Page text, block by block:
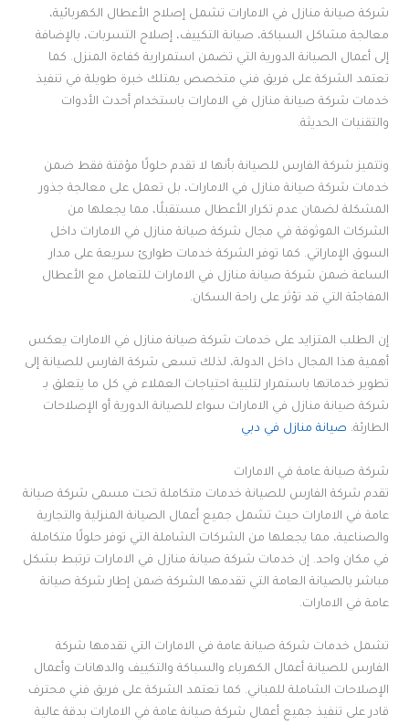
شركة صيانة منازل في الامارات تشمل إصلاح الأعطال الكهربائية،
معالجة مشاكل السباكة، صيانة التكييف، إصلاح التسربات، بالإضافة
إلى أعمال الصيانة الدورية التي تضمن استمرارية كفاءة المنزل. كما
تعتمد الشركة على فريق فني متخصص يمتلك خبرة طويلة في تنفيذ
خدمات شركة صيانة منازل في الامارات باستخدام أحدث الأدوات
والتقنيات الحديثة.
وتتميز شركة الفارس للصيانة بأنها لا تقدم حلولًا مؤقتة فقط ضمن
خدمات شركة صيانة منازل في الامارات، بل تعمل على معالجة جذور
المشكلة لضمان عدم تكرار الأعطال مستقبلًا، مما يجعلها من
الشركات الموثوقة في مجال شركة صيانة منازل في الامارات داخل
السوق الإماراتي. كما توفر الشركة خدمات طوارئ سريعة على مدار
الساعة ضمن شركة صيانة منازل في الامارات للتعامل مع الأعطال
المفاجئة التي قد تؤثر على راحة السكان.
إن الطلب المتزايد على خدمات شركة صيانة منازل في الامارات يعكس
أهمية هذا المجال داخل الدولة، لذلك تسعى شركة الفارس للصيانة إلى
تطوير خدماتها باستمرار لتلبية احتياجات العملاء في كل ما يتعلق بـ
شركة صيانة منازل في الامارات سواء للصيانة الدورية أو الإصلاحات
الطارئة. صيانة منازل في دبي
شركة صيانة عامة في الامارات
تقدم شركة الفارس للصيانة خدمات متكاملة تحت مسمى شركة صيانة
عامة في الامارات حيث تشمل جميع أعمال الصيانة المنزلية والتجارية
والصناعية، مما يجعلها من الشركات الشاملة التي توفر حلولًا متكاملة
في مكان واحد. إن خدمات شركة صيانة منازل في الامارات ترتبط بشكل
مباشر بالصيانة العامة التي تقدمها الشركة ضمن إطار شركة صيانة
عامة في الامارات.
تشمل خدمات شركة صيانة عامة في الامارات التي تقدمها شركة
الفارس للصيانة أعمال الكهرباء والسباكة والتكييف والدهانات وأعمال
الإصلاحات الشاملة للمباني. كما تعتمد الشركة على فريق فني محترف
قادر على تنفيذ جميع أعمال شركة صيانة عامة في الامارات بدقة عالية